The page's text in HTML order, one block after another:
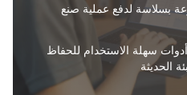
بسلاسة لدفع عملية صنع
سهلة الاستخدام للحفاظ
الحديثة